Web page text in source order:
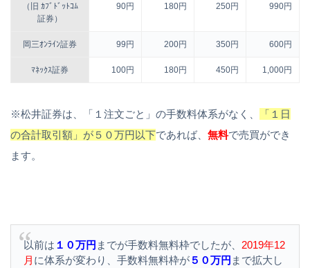
（旧 ｶﾌﾞﾄﾞｯﾄｺﾑ
証券）
90円 180円 250円 990円
岡三ｵﾝﾗｲﾝ証券 99円 200円 350円 600円
ﾏﾈｯｸｽ証券 100円 180円 450円 1,000円
※松井証券は、「１注文ごと」の手数料体系がなく、
「１日
の合計取引額」が５０万円以下であれば、 無料で売買ができ
ます。
以前は １０万円 までが手数料無料枠でしたが、 2019年12
月 に体系が変わり、手数料無料枠が５０万円 まで拡大し